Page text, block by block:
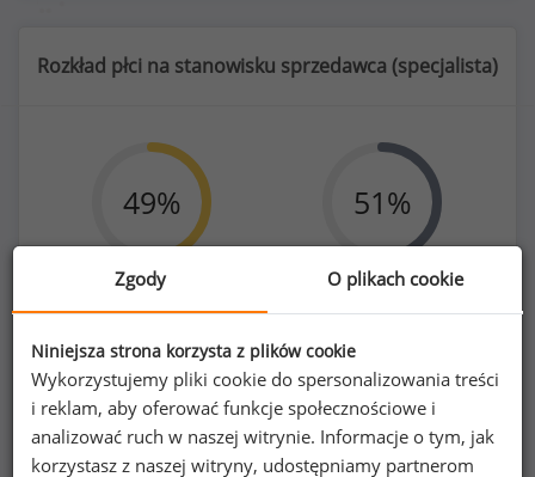
Rozkład płci na stanowisku sprzedawca (specjalista)
49%
103
51%
Zgody O plikach cookie
Niniejsza strona korzysta z plików cookie
Wykorzystujemy pliki cookie do spersonalizowania treści
i reklam, aby oferować funkcje społecznościowe i
analizować ruch w naszej witrynie. Informacje o tym, jak
korzystasz z naszej witryny, udostępniamy partnerom